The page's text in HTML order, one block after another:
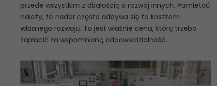
przede wszystkim z dbałością o rozwój innych. Pamiętać
należy, że nader często odbywa się to kosztem
własnego rozwoju. To jest właśnie cena, którą trzeba
zapłacić za wspomnianą odpowiedzialność.